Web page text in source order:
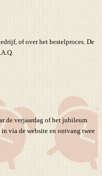
of over het bestelproces. De
de verjaardag of het jubileum
via de website en ontvang twee